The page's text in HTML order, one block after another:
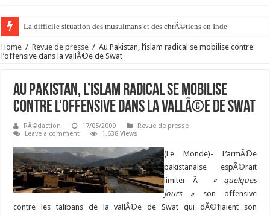
La difficile situation des musulmans et des chrÃ©tiens en Inde
Home / Revue de presse / Au Pakistan, l’islam radical se mobilise contre
l’offensive dans la vallÃ©e de Swat
Au Pakistan, l’islam radical se mobilise
contre l’offensive dans la vallÃ©e de Swat
RÃ©daction 17/05/2009
Revue de presse
Leave a comment
1,638 Views
(Le Monde)- L’armÃ©e
pakistanaise espÃ©rait
limiter Ã « quelques
jours »son offensive
contre les talibans de la vallÃ©e de Swat qui dÃ©fiaient son